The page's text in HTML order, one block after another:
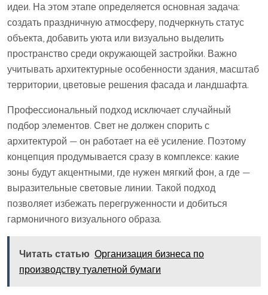
идеи. На этом этапе определяется основная задача:
создать праздничную атмосферу, подчеркнуть статус
объекта, добавить уюта или визуально выделить
пространство среди окружающей застройки. Важно
учитывать архитектурные особенности здания, масштаб
территории, цветовые решения фасада и ландшафта.
Профессиональный подход исключает случайный
подбор элементов. Свет не должен спорить с
архитектурой — он работает на её усиление. Поэтому
концепция продумывается сразу в комплексе: какие
зоны будут акцентными, где нужен мягкий фон, а где —
выразительные световые линии. Такой подход
позволяет избежать перегруженности и добиться
гармоничного визуального образа.
Читать статью Организация бизнеса по
производству туалетной бумаги